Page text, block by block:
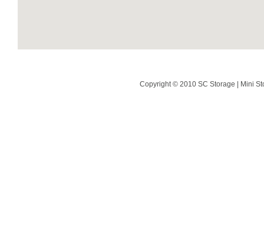
Copyright © 2010 SC Storage | Mini